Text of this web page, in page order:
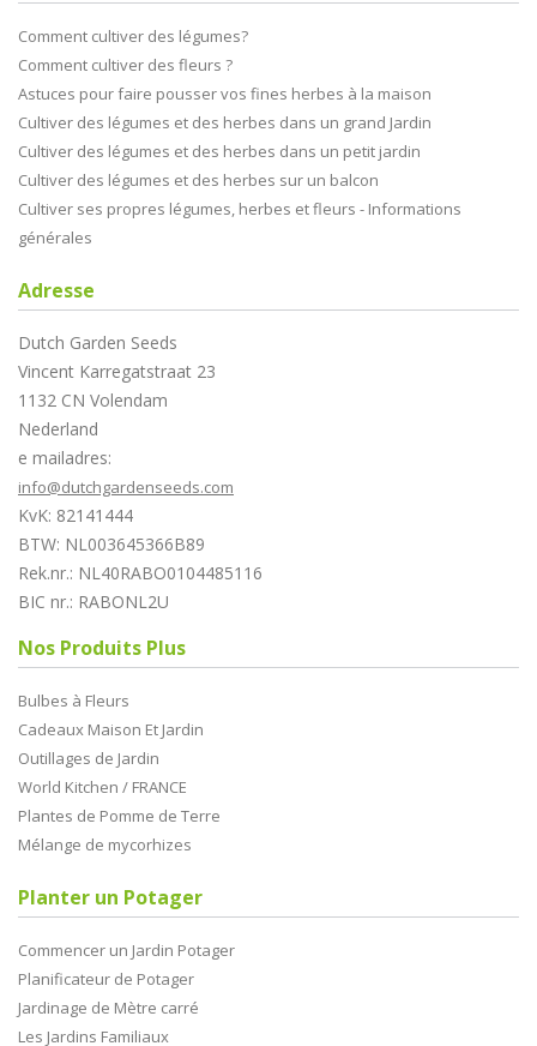
Comment cultiver des légumes?
Comment cultiver des fleurs ?
Astuces pour faire pousser vos fines herbes à la maison
Cultiver des légumes et des herbes dans un grand Jardin
Cultiver des légumes et des herbes dans un petit jardin
Cultiver des légumes et des herbes sur un balcon
Cultiver ses propres légumes, herbes et fleurs - Informations
générales
Adresse
Dutch Garden Seeds
Vincent Karregatstraat 23
1132 CN Volendam
Nederland
e mailadres:
info@dutchgardenseeds.com
KvK: 82141444
BTW: NL003645366B89
Rek.nr.: NL40RABO0104485116
BIC nr.: RABONL2U
Nos Produits Plus
Bulbes à Fleurs
Cadeaux Maison Et Jardin
Outillages de Jardin
World Kitchen / FRANCE
Plantes de Pomme de Terre
Mélange de mycorhizes
Planter un Potager
Commencer un Jardin Potager
Planificateur de Potager
Jardinage de Mètre carré
Les Jardins Familiaux